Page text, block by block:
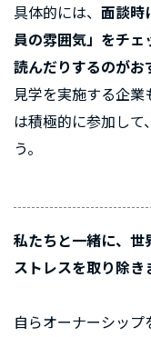
具体的には、 面談時
員の雰囲気」をチェ
読んだりするのがお
見学を実施する企
は積極的に参加して
う。
私たちと一緒に、
ストレスを取り除き
自らオーナーシッ